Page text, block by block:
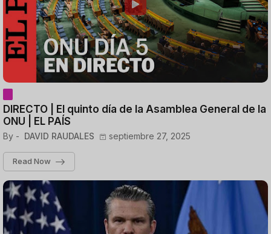
DIRECTO | El quinto día de la Asamblea General de la
ONU | EL PAÍS
By - DAVID RAUDALES septiembre 27, 2025
Read Now